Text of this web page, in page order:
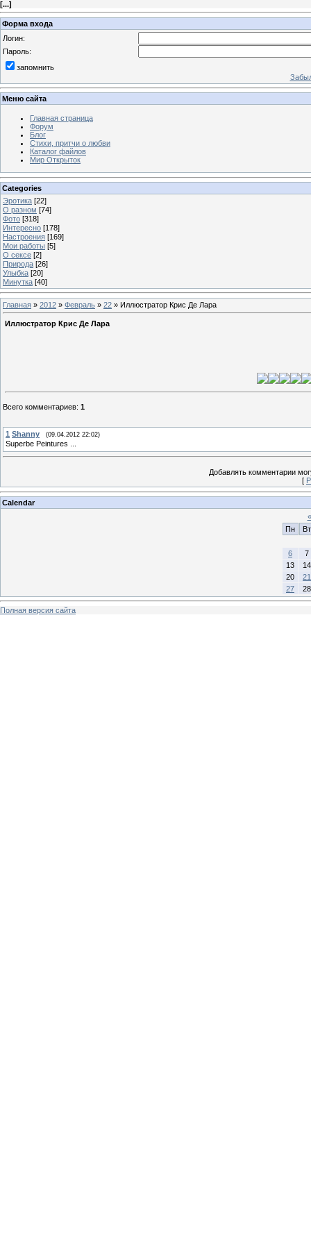
[...]
Форма входа
Логин:
Пароль:
запомнить
Меню сайта
Главная страница
Форум
Блог
Стихи, притчи о любви
Каталог файлов
Мир Открыток
Categories
Эротика [22]
О разном [74]
Фото [318]
Интересно [178]
Настроения [169]
Мои работы [5]
О сексе [2]
Природа [26]
Улыбка [20]
Минутка [40]
Главная » 2012 » Февраль » 22 » Иллюстратор Крис Де Лара
Иллюстратор Крис Де Лара
Всего комментариев: 1
1 Shanny (09.04.2012 22:02)
Superbe Peintures ...
Добавлять комментарии
[
Calendar
«
Пн
Вт
6
7
13
14
20
21
27
28
Полная версия сайта